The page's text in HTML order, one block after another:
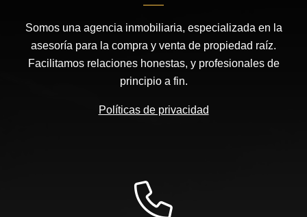
Somos una agencia inmobiliaria, especializada en la
asesoría para la compra y venta de propiedad raíz.
Facilitamos relaciones honestas, y profesionales de
principio a fin.
Políticas de privacidad